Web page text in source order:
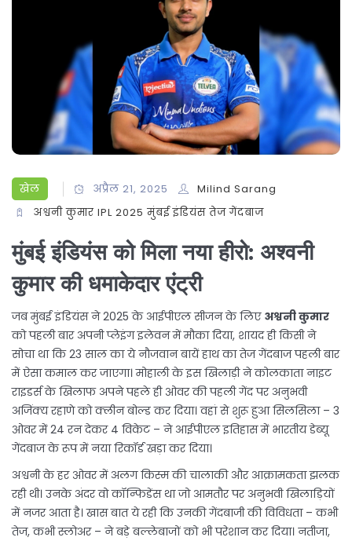
खेल अप्रैल 21, 2025
Milind Sarang
अश्वनी कुमार IPL 2025 मुंबई इंडियंस तेज गेंदबाज
मुंबई इंडियंस को मिला नया हीरो: अश्वनी
कुमार की धमाकेदार एंट्री
जब मुंबई इंडियंस ने 2025 के आईपीएल सीजन के लिए अश्वनी कुमार
को पहली बार अपनी प्लेइंग इलेवन में मौका दिया, शायद ही किसी ने
सोचा था कि 23 साल का ये नौजवान बायें हाथ का तेज गेंदबाज पहली बार
में ऐसा कमाल कर जाएगा। मोहाली के इस खिलाड़ी ने कोलकाता नाइट
राइडर्स के खिलाफ अपने पहले ही ओवर की पहली गेंद पर अनुभवी
अजिंक्य रहाणे को क्लीन बोल्ड कर दिया। वहां से शुरू हुआ सिलसिला – 3
ओवर में 24 रन देकर 4 विकेट – ने आईपीएल इतिहास में भारतीय डेब्यू
गेंदबाज के रूप में नया रिकॉर्ड खड़ा कर दिया।
अश्वनी के हर ओवर में अलग किस्म की चालाकी और आक्रामकता झलक
रही थी। उनके अंदर वो कॉन्फिडेंस था जो आमतौर पर अनुभवी खिलाड़ियों
में नजर आता है। खास बात ये रही कि उनकी गेंदबाजी की विविधता – कभी
तेज, कभी स्लोअर – ने बड़े बल्लेबाजों को भी परेशान कर दिया। नतीजा,